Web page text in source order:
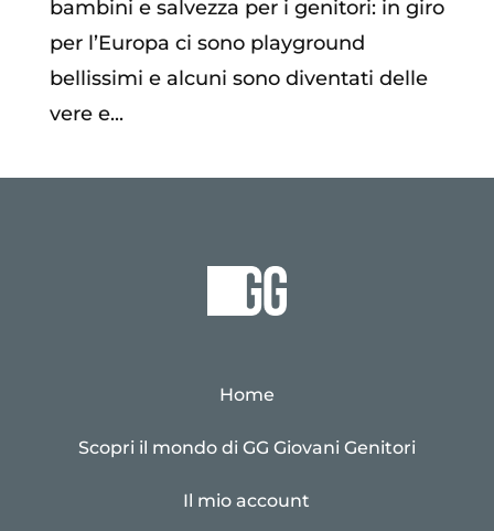
bambini e salvezza per i genitori: in giro
per l’Europa ci sono playground
bellissimi e alcuni sono diventati delle
vere e...
Home
Scopri il mondo di GG Giovani Genitori
Il mio account